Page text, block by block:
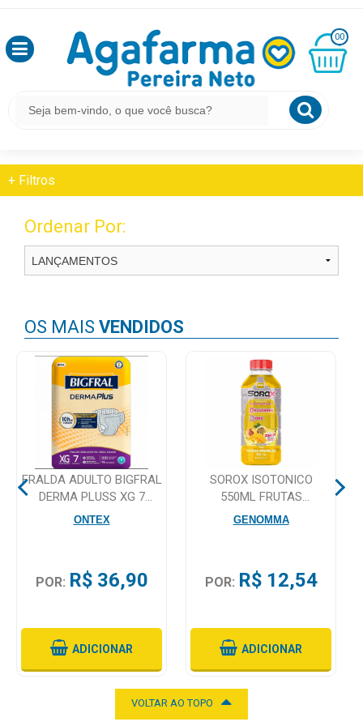
,
SEJA
LOGIN
&
MEUS
TODOS
DEPARTAMENTOS
Medicamentos
Cuidado
Dermocosméticos
Dieta
00
R$
0,00
SÍNDROME DO INTESTINO IRRITÁVEL
+ Filtros
Ordenar Por:
OS MAIS VENDIDOS
FRALDA ADULTO BIGFRAL
DERMA PLUSS XG 7
UNIDADES
ONTEX
POR: R$ 36,90
ADICIONAR
SOROX ISOTONICO
550ML FRUTAS
AMARELAS
GENOMMA
POR: R$ 12,54
ADICIONAR
VOLTAR AO TOPO